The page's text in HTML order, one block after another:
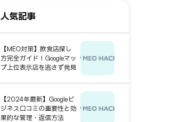
人気記事
【MEO対策】飲食店探し
方完全ガイド！Googleマッ
プ上位表示店を逃さず発見
【2024年最新】Googleビ
ジネス口コミの重要性と効
果的な管理・返信方法